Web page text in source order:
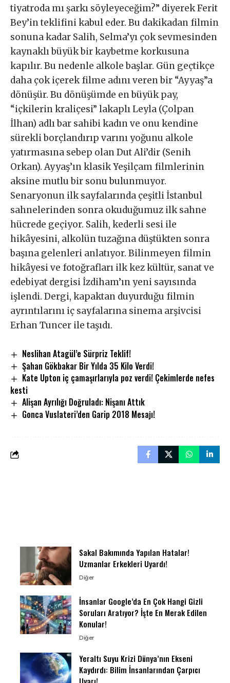
tiyatroda mı şarkı söyleyeceğim?” diyerek Ferit
Bey’in teklifini kabul eder. Bu dakikadan filmin
sonuna kadar Salih, Selma’yı çok sevmesinden
kaynaklı büyük bir kaybetme korkusuna
kapılır. Bu nedenle alkole başlar. Gün geçtikçe
daha çok içerek filme adını veren bir “Ayyaş”a
dönüşür. Bu dönüşümde en büyük pay,
“içkilerin kraliçesi” lakaplı Leyla (Çolpan
İlhan) adlı bar sahibi kadın ve onu kendine
sürekli borçlandırıp varını yoğunu alkole
yatırmasına sebep olan Dut Ali’dir (Senih
Orkan). Ayyaş’ın klasik Yeşilçam filmlerinin
aksine mutlu bir sonu bulunmuyor.
Senaryonun ilk sayfalarında çeşitli İstanbul
sahnelerinden sonra okuduğumuz ilk sahne
hücrede geçiyor. Salih, kederli sesi ile
hikâyesini, alkolün tuzağına düştükten sonra
başına gelenleri anlatıyor. Bilinmeyen filmin
hikâyesi ve fotoğrafları ilk kez kültür, sanat ve
edebiyat dergisi İzdiham’ın yeni sayısında
işlendi. Dergi, kapaktan duyurduğu filmin
ayrıntılarını iç sayfalarına sinema arşivcisi
Erhan Tuncer ile taşıdı.
Neslihan Atagül’e Sürpriz Teklif!
Şahan Gökbakar Bir Yılda 35 Kilo Verdi!
Kate Upton iç çamaşırlarıyla poz verdi! Çekimlerde nefes
kesti
Alişan Ayrılığı Doğruladı: Nişanı Attık
Gonca Vuslateri’den Garip 2018 Mesajı!
Sakal Bakımında Yapılan Hatalar!
Uzmanlar Erkekleri Uyardı!
Diğer
İnsanlar Google’da En Çok Hangi Gizli
Soruları Aratıyor? İşte En Merak Edilen
Konular!
Diğer
Yeraltı Suyu Krizi Dünya’nın Ekseni
Kaydırdı: Bilim İnsanlarından Çarpıcı